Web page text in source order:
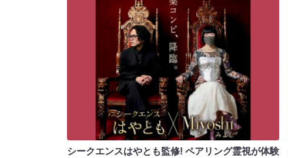
シークエンスはやとも監修! ペアリング霊視が体験